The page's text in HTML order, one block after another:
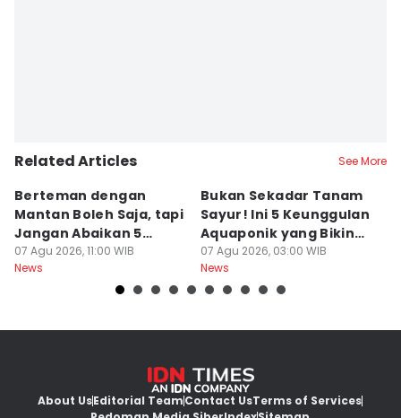
Related Articles See More
Berteman dengan
Mantan Boleh Saja, tapi
Jangan Abaikan 5
Aturan Ini
07 Agu 2026, 11:00 WIB
News
Bukan Sekadar Tanam
Sayur! Ini 5 Keunggulan
Aquaponik yang Bikin
Takjub
07 Agu 2026, 03:00 WIB
News
About UsEditorial TeamContact UsTerms of Services